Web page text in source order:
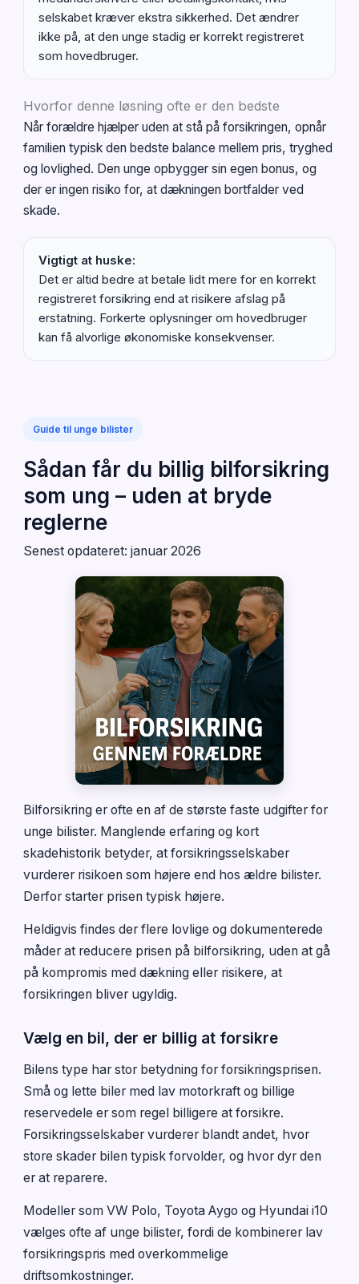
selskabet kræver ekstra sikkerhed. Det ændrer
ikke på, at den unge stadig er korrekt registreret
som hovedbruger.
Hvorfor denne løsning ofte er den bedste
Når forældre hjælper uden at stå på forsikringen, opnår
familien typisk den bedste balance mellem pris, tryghed
og lovlighed. Den unge opbygger sin egen bonus, og
der er ingen risiko for, at dækningen bortfalder ved
skade.
Vigtigt at huske:
Det er altid bedre at betale lidt mere for en korrekt
registreret forsikring end at risikere afslag på
erstatning. Forkerte oplysninger om hovedbruger
kan få alvorlige økonomiske konsekvenser.
Guide til unge bilister
Sådan får du billig bilforsikring
som ung – uden at bryde
reglerne
Senest opdateret: januar 2026
Bilforsikring er ofte en af de største faste udgifter for
unge bilister. Manglende erfaring og kort
skadehistorik betyder, at forsikringsselskaber
vurderer risikoen som højere end hos ældre bilister.
Derfor starter prisen typisk højere.
Heldigvis findes der flere lovlige og dokumenterede
måder at reducere prisen på bilforsikring, uden at gå
på kompromis med dækning eller risikere, at
forsikringen bliver ugyldig.
Vælg en bil, der er billig at forsikre
Bilens type har stor betydning for forsikringsprisen.
Små og lette biler med lav motorkraft og billige
reservedele er som regel billigere at forsikre.
Forsikringsselskaber vurderer blandt andet, hvor
store skader bilen typisk forvolder, og hvor dyr den
er at reparere.
Modeller som VW Polo, Toyota Aygo og Hyundai i10
vælges ofte af unge bilister, fordi de kombinerer lav
forsikringspris med overkommelige
driftsomkostninger.